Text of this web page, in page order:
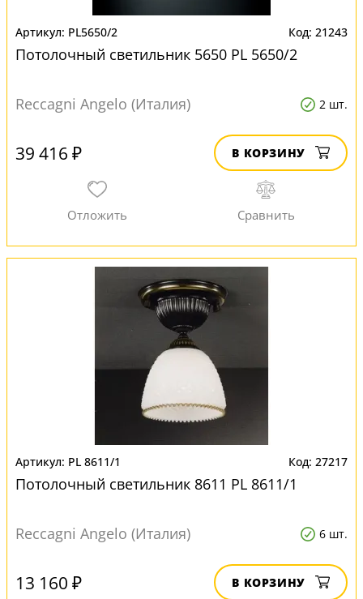
PL5650/2 21243
Потолочный светильник 5650 PL 5650/2
Reccagni Angelo (Италия) 2 шт.
39 416 ₽ В КОРЗИНУ
PL 8611/1 27217
Потолочный светильник 8611 PL 8611/1
Reccagni Angelo (Италия) 6 шт.
13 160 ₽ В КОРЗИНУ